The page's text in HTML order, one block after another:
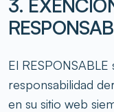
3.
El
responsabilidad
en su sitio web